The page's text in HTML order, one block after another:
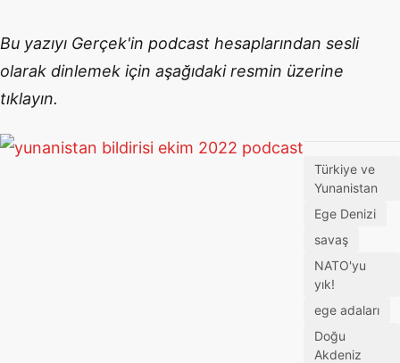
Bu yazıyı Gerçek'in podcast hesaplarından sesli
olarak dinlemek için aşağıdaki resmin üzerine
tıklayın.
Türkiye ve
Yunanistan
Ege Denizi
savaş
NATO'yu
yık!
ege adaları
Doğu
Akdeniz